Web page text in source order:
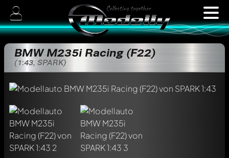
BMW M235i Racing (F22)
(1:43, SPARK)